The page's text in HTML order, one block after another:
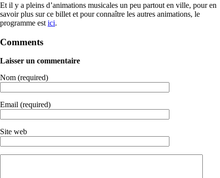
Et il y a pleins d’animations musicales un peu partout en ville, pour en
savoir plus sur ce billet et pour connaître les autres animations, le
programme est ici.
Comments
Laisser un commentaire
Nom (required)
Email (required)
Site web